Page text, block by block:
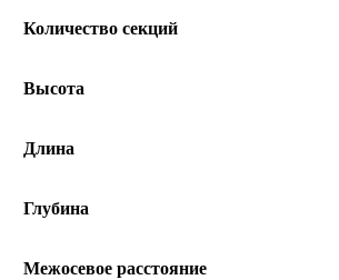
Количество секций
Высота
Длина
Глубина
Межосевое расстояние